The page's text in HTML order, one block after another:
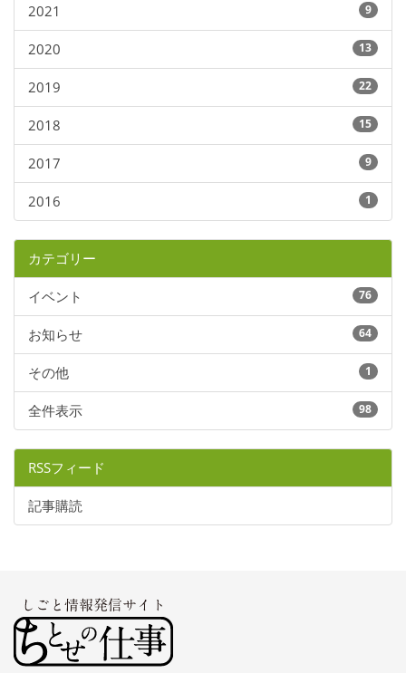
2021 9
2020 13
2019 22
2018 15
2017 9
2016 1
カテゴリー
イベント 76
お知らせ 64
その他 1
全件表示 98
RSSフィード
記事購読